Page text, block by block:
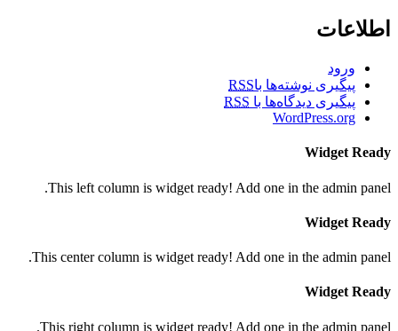
اطلاعات
ورود
پیگیری نوشته‌ها باRSS
پیگیری دیدگاه‌ها با RSS
WordPress.org
Widget Ready
This left column is widget ready! Add one in the admin panel.
Widget Ready
This center column is widget ready! Add one in the admin panel.
Widget Ready
This right column is widget ready! Add one in the admin panel.